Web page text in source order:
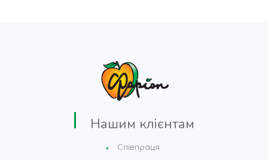
Нашим клієнтам
Співпраця